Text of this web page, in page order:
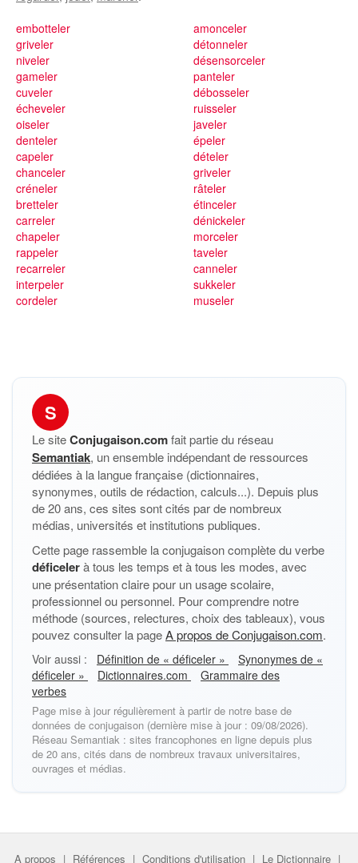
embotteler
griveler
niveler
gameler
cuveler
écheveler
oiseler
denteler
capeler
amonceler
détonneler
désensorceler
panteler
débosseler
ruisseler
javeler
épeler
dételer
chanceler
créneler
bretteler
carreler
chapeler
rappeler
recarreler
interpeler
cordeler
griveler
râteler
étinceler
dénickeler
morceler
taveler
canneler
sukkeler
museler
S
Le siteConjugaison.comfait partie du réseau
Semantiak, un ensemble indépendant de ressources
dédiées à la langue française (dictionnaires,
synonymes, outils de rédaction, calculs...). Depuis plus
de 20 ans, ces sites sont cités par de nombreux
médias, universités et institutions publiques.
Cette page rassemble la conjugaison complète du verbe
déficelerà tous les temps et à tous les modes, avec
une présentation claire pour un usage scolaire,
professionnel ou personnel. Pour comprendre notre
méthode (sources, relectures, choix des tableaux), vous
pouvez consulter la pageA propos de Conjugaison.com.
Voir aussi : Définition de « déficeler »
Synonymes de «
déficeler »
Dictionnaires.com
Grammaire des
verbes
Page mise à jour régulièrement à partir de notre base de
données de conjugaison (dernière mise à jour : 09/08/2026).
Réseau Semantiak : sites francophones en ligne depuis plus
de 20 ans, cités dans de nombreux travaux universitaires,
ouvrages et médias.
A propos | Références | Conditions d'utilisation | Le Dictionnaire |